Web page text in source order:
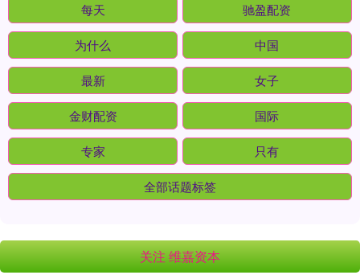
每天 驰盈配资
为什么 中国
最新 女子
金财配资 国际
专家 只有
全部话题标签
关注 维嘉资本